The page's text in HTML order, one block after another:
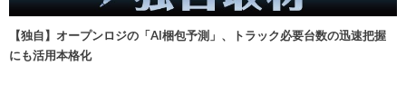
【独自】オープンロジの「AI梱包予測」、トラック必要台数の迅速把握
にも活用本格化